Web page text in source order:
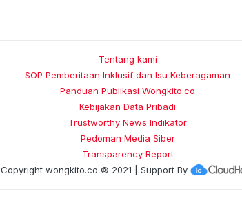
Tentang kami
SOP Pemberitaan Inklusif dan Isu Keberagaman
Panduan Publikasi Wongkito.co
Kebijakan Data Pribadi
Trustworthy News Indikator
Pedoman Media Siber
Transparency Report
Copyright wongkito.co © 2021 | Support By